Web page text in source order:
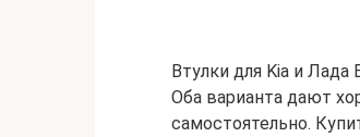
Втулки для Kia и Лада
Оба варианта дают
самостоятельно.